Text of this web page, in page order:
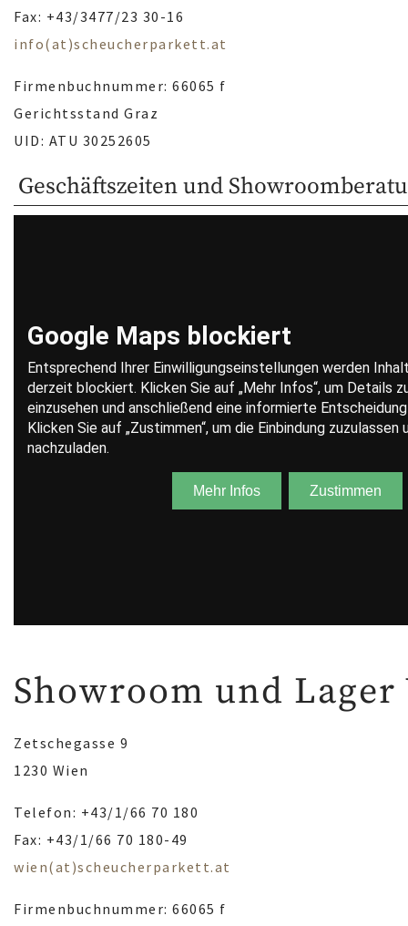
Fax: +43/3477/23 30-16
info(at)scheucherparkett.at
Firmenbuchnummer: 66065 f
Gerichtsstand Graz
UID: ATU 30252605
Geschäftszeiten und
Showroom und Lager
Zetschegasse 9
1230 Wien
Telefon: +43/1/66 70 180
Fax: +43/1/66 70 180-49
wien(at)scheucherparkett.at
Firmenbuchnummer: 66065 f